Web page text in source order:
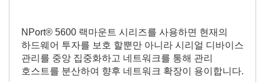
NPort® 5600 랙마운트 시리즈를 사용하면 현재의
하드웨어 투자를 보호 할뿐만 아니라 시리얼 디바이스
관리를 중앙 집중화하고 네트워크를 통해 관리
호스트를 분산하여 향후 네트워크 확장이 용이합니다.